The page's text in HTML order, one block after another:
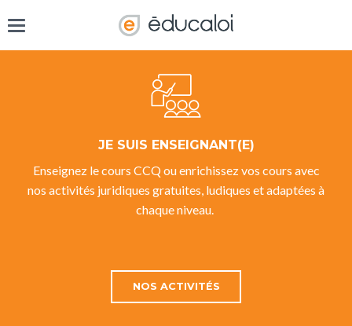
JE SUIS ENSEIGNANT(E)
Enseignez le cours CCQ ou enrichissez vos cours avec
nos activités juridiques gratuites, ludiques et adaptées à
chaque niveau.
NOS ACTIVITÉS